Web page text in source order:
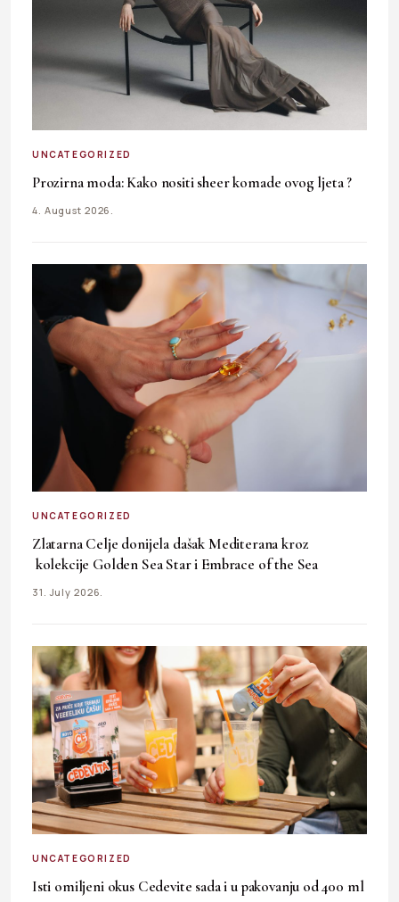
UNCATEGORIZED
Prozirna moda: Kako nositi sheer komade ovog ljeta ?
4. August 2026.
UNCATEGORIZED
Zlatarna Celje donijela dašak Mediterana kroz
kolekcije Golden Sea Star i Embrace of the Sea
31. July 2026.
UNCATEGORIZED
Isti omiljeni okus Cedevite sada i u pakovanju od 400 ml